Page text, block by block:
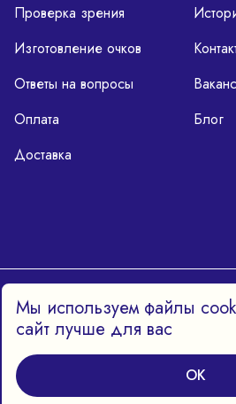
Проверка зрения
Изготовление очков
Ответы на вопросы
Оплата
Доставка
Блог
Harry Cooper™, 2014–2026
Политика конфиденциальности
Мы используем файлы
сайт лучше для вас
OK